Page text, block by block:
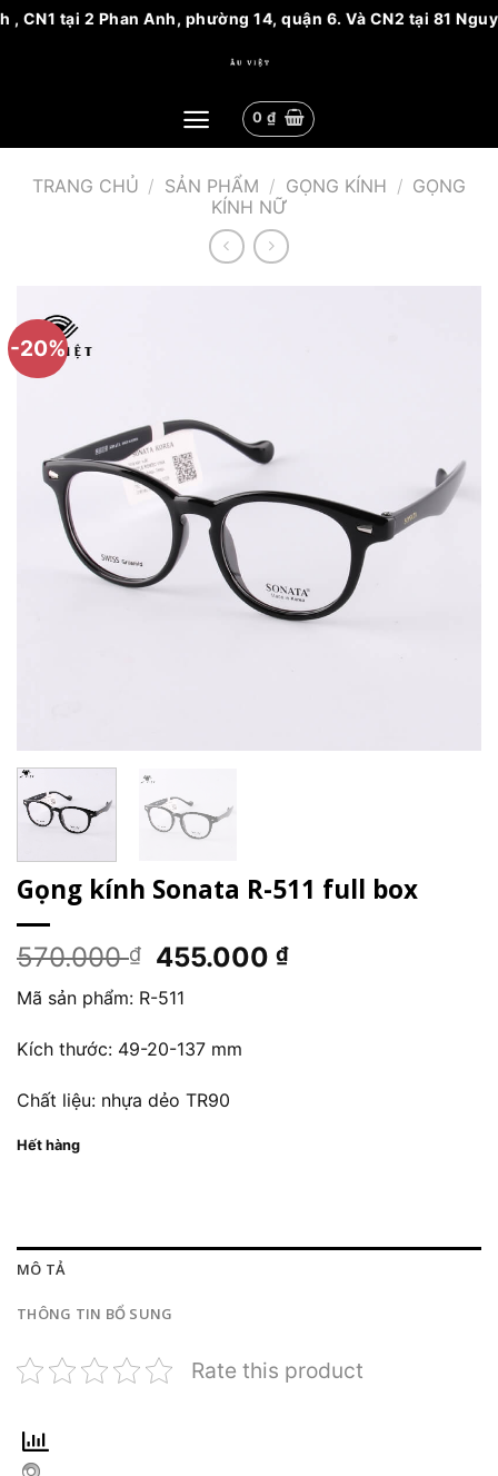
tại 2 Phan Anh, phường 14, quận 6. Và CN2 tại 81
0 ₫
TRANG CHỦ / SẢN PHẨM / GỌNG KÍNH / GỌNG
KÍNH NỮ
-20%
Gọng kính Sonata R-511 full box
570.000₫
Giá
gốc
là:
570.000 ₫.
455.000₫Giá
Mã sản phẩm: R-511
Kích thước: 49-20-137 mm
Chất liệu: nhựa dẻo TR90
Hết hàng
MÔ TẢ
THÔNG TIN BỔ SUNG
Rate this product